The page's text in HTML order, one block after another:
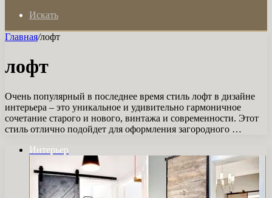
Искать
Главная/лофт
лофт
Очень популярный в последнее время стиль лофт в дизайне
интерьера – это уникальное и удивительно гармоничное
сочетание старого и нового, винтажа и современности. Этот
стиль отлично подойдет для оформления загородного …
Интерьер